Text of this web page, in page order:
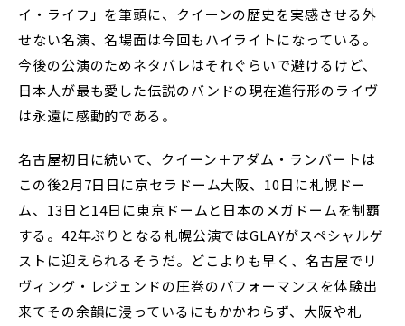
イ・ライフ」を筆頭に、クイーンの歴史を実感させる外
せない名演、名場面は今回もハイライトになっている。
今後の公演のためネタバレはそれぐらいで避けるけど、
日本人が最も愛した伝説のバンドの現在進行形のライヴ
は永遠に感動的である。
名古屋初日に続いて、クイーン＋アダム・ランバートは
この後2月7日日に京セラドーム大阪、10日に札幌ドー
ム、13日と14日に東京ドームと日本のメガドームを制覇
する。42年ぶりとなる札幌公演ではGLAYがスペシャルゲ
ストに迎えられるそうだ。どこよりも早く、名古屋でリ
ヴィング・レジェンドの圧巻のパフォーマンスを体験出
来てその余韻に浸っているにもかかわらず、大阪や札